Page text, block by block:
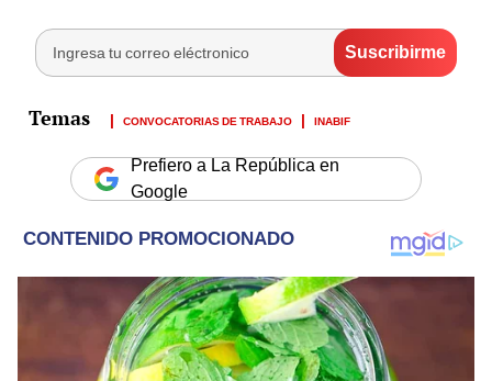
CONVOCATORIAS DE TRABAJO INABIF
Prefiero a La República en
Google